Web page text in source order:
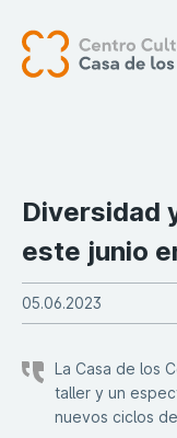
Diversidad
este junio
05.06.2023
La Casa de los
taller y un
nuevos ciclos